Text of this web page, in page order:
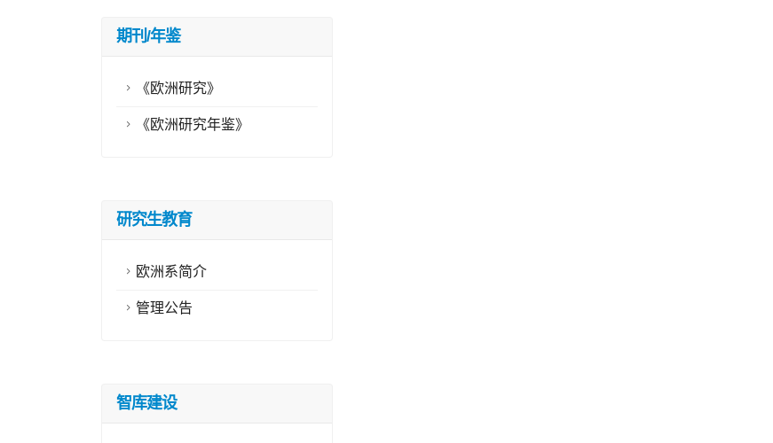
期刊/年鉴
《欧洲研究》
《欧洲研究年鉴》
研究生教育
欧洲系简介
管理公告
智库建设